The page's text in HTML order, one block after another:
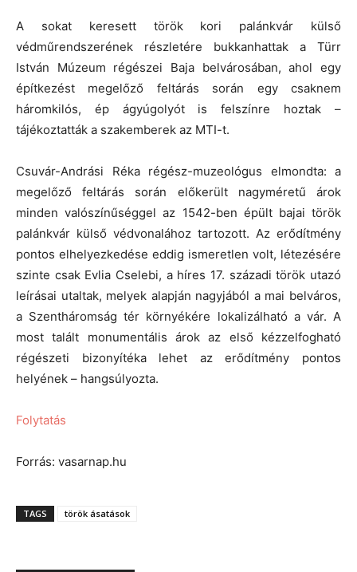
A sokat keresett török kori palánkvár külső
védműrendszerének részletére bukkanhattak a Türr
István Múzeum régészei Baja belvárosában, ahol egy
építkezést megelőző feltárás során egy csaknem
háromkilós, ép ágyúgolyót is felszínre hoztak –
tájékoztatták a szakemberek az MTI-t.
Csuvár-Andrási Réka régész-muzeológus elmondta: a
megelőző feltárás során előkerült nagyméretű árok
minden valószínűséggel az 1542-ben épült bajai török
palánkvár külső védvonalához tartozott. Az erődítmény
pontos elhelyezkedése eddig ismeretlen volt, létezésére
szinte csak Evlia Cselebi, a híres 17. századi török utazó
leírásai utaltak, melyek alapján nagyjából a mai belváros,
a Szentháromság tér környékére lokalizálható a vár. A
most talált monumentális árok az első kézzelfogható
régészeti bizonyítéka lehet az erődítmény pontos
helyének – hangsúlyozta.
Folytatás
Forrás: vasarnap.hu
TAGS török ásatások